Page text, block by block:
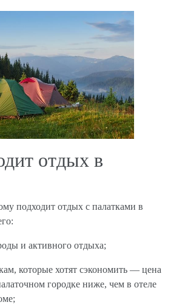
отдых в
подходит отдых с палатками в
и активного отдыха;
которые хотят сэкономить — цена
городке ниже, чем в отеле